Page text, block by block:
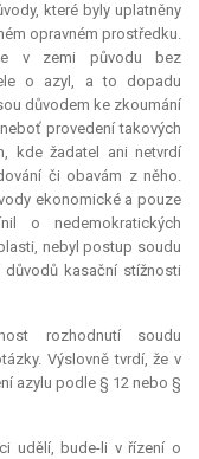
které byly uplatněny
opravném prostředku.
v zemi původu bez
o azyl, a to dopadu
důvodem ke zkoumání
provedení takových
kde žadatel ani netvrdí
či obavám z něho.
ekonomické a pouze
o nedemokratických
nebyl postup soudu
kasační stížnosti
rozhodnutí soudu
Výslovně tvrdí, že v
azylu podle § 12 nebo §
udělí, bude-li v řízení o